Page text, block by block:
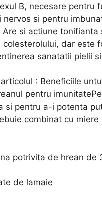
B, necesare pentru
nervos si pentru
Are si actiune tonifianta
colesterolului, dar este
sanatatii pielii
: Beneficiile
pentru
si pentru a-i potenta
combinat cu
potrivita de hrean de
de lamaie